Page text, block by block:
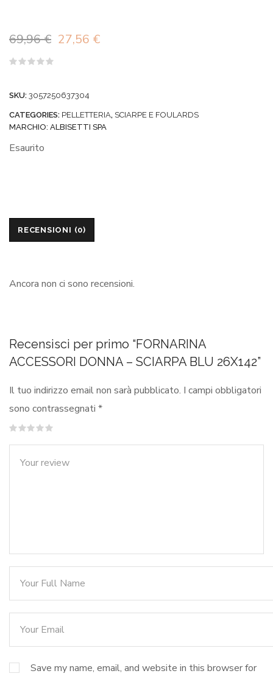
69,96€ Il
69,96 €.
27,56 €Il
27,56 €.
5
SKU: 3057250637304
CATEGORIES: PELLETTERIA, SCIARPE E FOULARDS
MARCHIO: ALBISETTI SPA
Esaurito
RECENSIONI (0)
Ancora non ci sono recensioni.
Recensisci per primo “FORNARINA
ACCESSORI DONNA – SCIARPA BLU 26X142”
Il tuo indirizzo email non sarà pubblicato. I campi obbligatori
sono contrassegnati *
Save my name, email, and website in this browser for